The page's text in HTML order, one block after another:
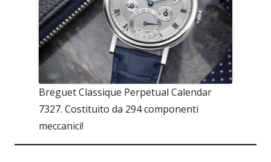
Breguet Classique Perpetual Calendar
7327. Costituito da 294 componenti
meccanici!